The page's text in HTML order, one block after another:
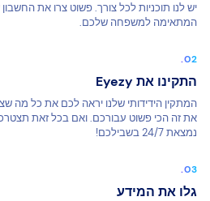
יש לנו תוכניות לכל צורך. פשוט צרו את
המתאימה למשפחה שלכם.
התקינו את Eyezy
המתקין הידידותי שלנו יראה לכם את כל מה
את זה הכי פשוט עבורכם. ואם בכל זאת
נמצאת 24/7 בשבילכם!
גלו את המידע